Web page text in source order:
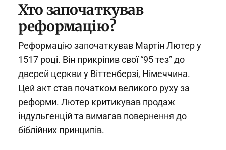
Хто започаткував
реформацію?
Реформацію започаткував Мартін Лютер у
1517 році. Він прикріпив свої “95 тез” до
дверей церкви у Віттенберзі, Німеччина.
Цей акт став початком великого руху за
реформи. Лютер критикував продаж
індульгенцій та вимагав повернення до
біблійних принципів.